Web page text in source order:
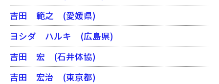
吉田 範之 (愛媛県)
ヨシダ ハルキ (広島県)
吉田 宏 (石井体協)
吉田 宏治 (東京都)